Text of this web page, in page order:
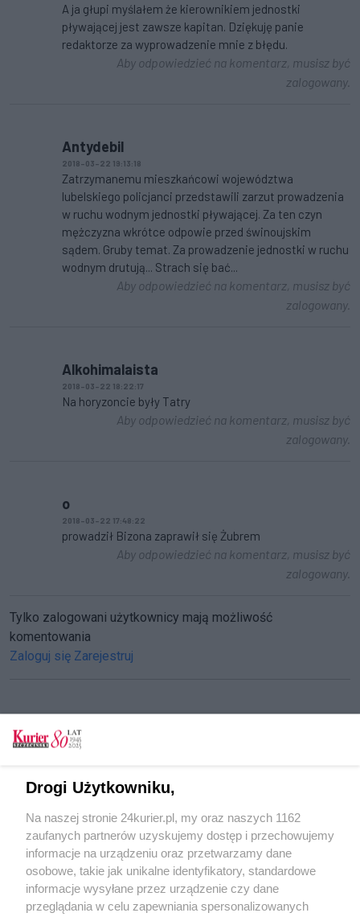
A ja głupi myślałem że kierownikiem jednostki
pływającej jest zawsze kapitan. Dziękuję panie
redaktorze za wyprowadzenie mnie z błędu.
Aby odpowiedzieć na komentarz, musisz być
zalogowany.
Antydebil
2018-03-22 19:13:18
Zatrzymanemu mieszkańcowi województwa
lubelskiego policjanci przedstawili zarzut prowadzenia
w ruchu wodnym jednostki pływającej. Za ten czyn
mężczyzna wkrótce odpowie przed świnoujskim
sądem. Gruby temat. Za prowadzenie jednostki w ruchu
wodnym drutują... Strach się bać...
Aby odpowiedzieć na komentarz, musisz być
zalogowany.
Alkohimalaista
2018-03-22 18:22:17
Na horyzoncie były Tatry
Aby odpowiedzieć na komentarz, musisz być
zalogowany.
o
2018-03-22 17:48:22
prowadził Bizona zaprawił się Żubrem
Aby odpowiedzieć na komentarz, musisz być
zalogowany.
Tylko zalogowani użytkownicy mają możliwość
komentowania
Zaloguj się Zarejestruj
CZYTAJ TAKŻE
Policjant po służbie zatrzymał pijanego
kierowcę
Traktorzystę poniosła fantazja
POGODA
Drogi Użytkowniku,
Na naszej stronie 24kurier.pl, my oraz naszych 1162
zaufanych partnerów uzyskujemy dostęp i przechowujemy
informacje na urządzeniu oraz przetwarzamy dane
osobowe, takie jak unikalne identyfikatory, standardowe
informacje wysyłane przez urządzenie czy dane
przeglądania w celu zapewniania spersonalizowanych